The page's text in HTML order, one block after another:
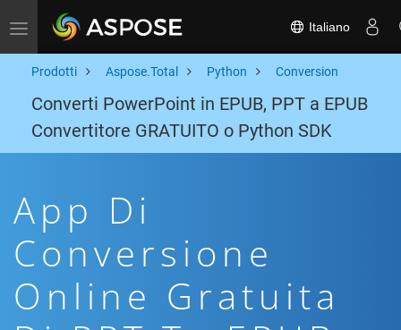
Toggle navigation Italiano
Prodotti Aspose.Total Python Conversion
Converti PowerPoint in EPUB, PPT a EPUB
Convertitore GRATUITO o Python SDK
App Di
Conversione
Online Gratuita